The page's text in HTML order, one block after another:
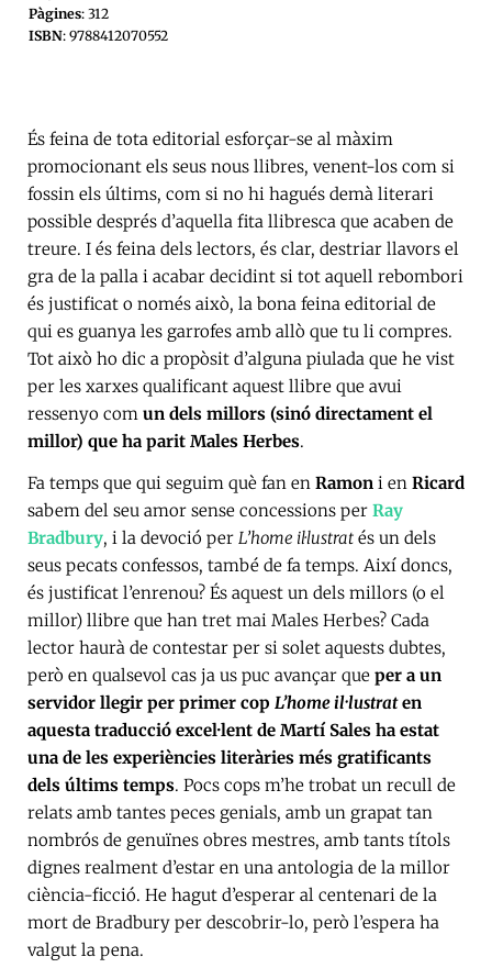
Pàgines: 312
ISBN: 9788412070552
És feina de tota editorial esforçar-se al màxim
promocionant els seus nous llibres, venent-los com si
fossin els últims, com si no hi hagués demà literari
possible després d’aquella fita llibresca que acaben de
treure. I és feina dels lectors, és clar, destriar llavors el
gra de la palla i acabar decidint si tot aquell rebombori
és justificat o només això, la bona feina editorial de
qui es guanya les garrofes amb allò que tu li compres.
Tot això ho dic a propòsit d’alguna piulada que he vist
per les xarxes qualificant aquest llibre que avui
ressenyo com un dels millors (sinó directament el
millor) que ha parit Males Herbes.
Fa temps que qui seguim què fan en Ramon i en Ricard
sabem del seu amor sense concessions per Ray
Bradbury, i la devoció per L’home il·lustrat és un dels
seus pecats confessos, també de fa temps. Així doncs,
és justificat l’enrenou? És aquest un dels millors (o el
millor) llibre que han tret mai Males Herbes? Cada
lector haurà de contestar per si solet aquests dubtes,
però en qualsevol cas ja us puc avançar que per a un
servidor llegir per primer cop L’home il·lustraten
aquesta traducció excel·lent de Martí Sales ha estat
una de les experiències literàries més gratificants
dels últims temps. Pocs cops m’he trobat un recull de
relats amb tantes peces genials, amb un grapat tan
nombrós de genuïnes obres mestres, amb tants títols
dignes realment d’estar en una antologia de la millor
ciència-ficció. He hagut d’esperar al centenari de la
mort de Bradbury per descobrir-lo, però l’espera ha
valgut la pena.